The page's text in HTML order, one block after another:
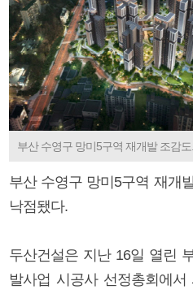
부산 수영구 망미5구역 재개발 조감
부산 수영구 망미5구역 재개
낙점됐다.
두산건설은 지난 16일 열린
발사업 시공사 선정총회에